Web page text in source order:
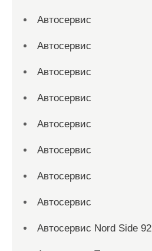
Автосервис
Автосервис
Автосервис
Автосервис
Автосервис
Автосервис
Автосервис
Автосервис
Автосервис Nord Side 92